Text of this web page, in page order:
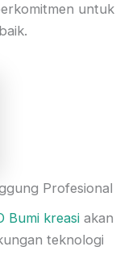
untuk
Profesional
Bumi kreasiakan
teknologi